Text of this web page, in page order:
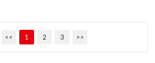
<< 1 2 3 >>